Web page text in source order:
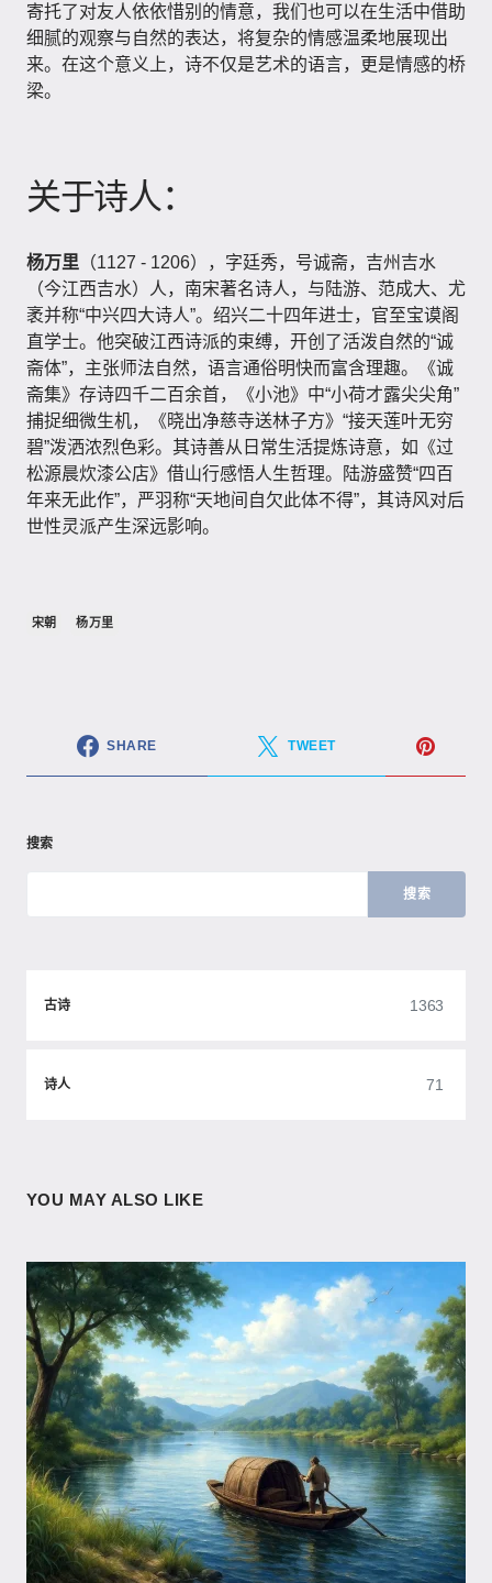
寄托了对友人依依惜别的情意，我们也可以在生活中借助
细腻的观察与自然的表达，将复杂的情感温柔地展现出
来。在这个意义上，诗不仅是艺术的语言，更是情感的桥
梁。
关于诗人：
杨万里 （1127 - 1206），字廷秀，号诚斋，吉州吉水
（今江西吉水）人，南宋著名诗人，与陆游、范成大、尤
袤并称“中兴四大诗人”。绍兴二十四年进士，官至宝谟阁
直学士。他突破江西诗派的束缚，开创了活泼自然的“诚
斋体”，主张师法自然，语言通俗明快而富含理趣。《诚
斋集》存诗四千二百余首，《小池》中“小荷才露尖尖角”
捕捉细微生机，《晓出净慈寺送林子方》“接天莲叶无穷
碧”泼洒浓烈色彩。其诗善从日常生活提炼诗意，如《过
松源晨炊漆公店》借山行感悟人生哲理。陆游盛赞“四百
年来无此作”，严羽称“天地间自欠此体不得”，其诗风对后
世性灵派产生深远影响。
宋朝 杨万里
SHARE TWEET
搜索
搜索
古诗 1363
诗人 71
YOU MAY ALSO LIKE